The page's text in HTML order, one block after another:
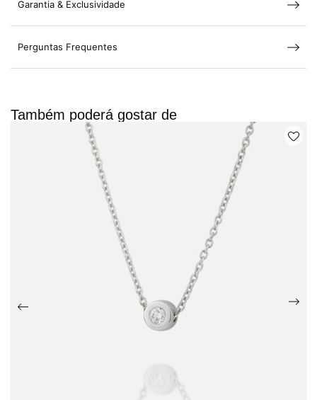
Garantia & Exclusividade
Perguntas Frequentes
Também poderá gostar de